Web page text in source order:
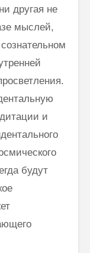
другая не
мыслей,
и
будут